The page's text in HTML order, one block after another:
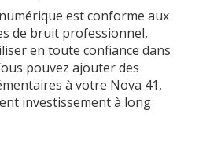
est conforme aux
de bruit professionnel,
en toute confiance dans
pouvez ajouter des
à votre Nova 41,
investissement à long